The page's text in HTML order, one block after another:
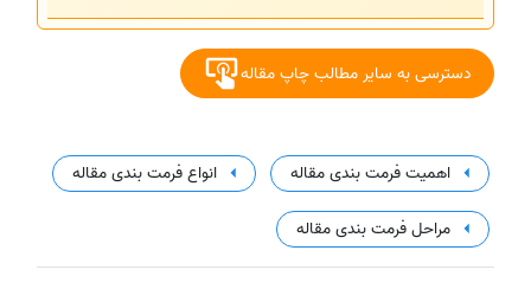
دسترسی به سایر مطالب چاپ مقاله
اهمیت فرمت بندی مقاله انواع فرمت بندی مقاله
مراحل فرمت بندی مقاله